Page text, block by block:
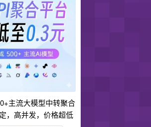
主流大模型中转聚合
，高并发，价格超低